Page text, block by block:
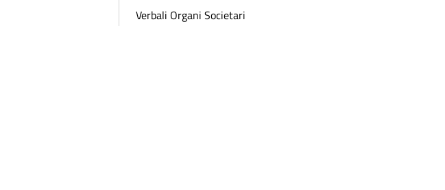
Verbali Organi Societari